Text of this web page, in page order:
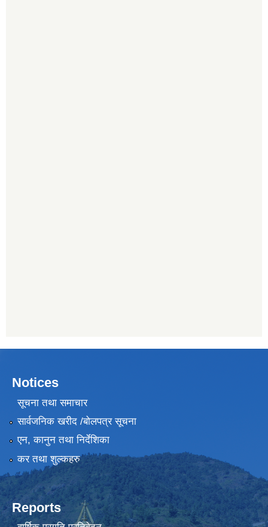
Notices
सूचना तथा समाचार
सार्वजनिक खरीद /बोलपत्र सूचना
एन, कानुन तथा निर्देशिका
कर तथा शुल्कहरु
Reports